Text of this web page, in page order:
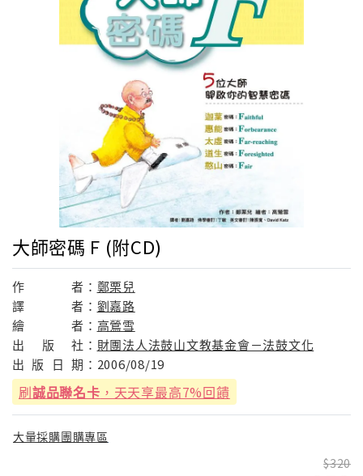
大師密碼 F (附CD)
作 者： 鄭栗兒
譯
者： 劉嘉路
繪
者： 高鶯雪
出
版 社： 財團法人法鼓山文教基金會－法鼓文化
出 版 日 期： 2006/08/19
刷誠品聯名卡 ，天天享最高7%回饋
大量採購團購專區
320